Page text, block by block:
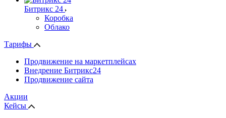
Битрикс 24
Коробка
Облако
Тарифы
Продвижение на маркетплейсах
Внедрение Битрикс24
Продвижение сайта
Акции
Кейсы